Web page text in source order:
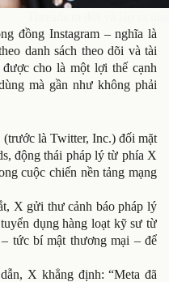
đồng Instagram – nghĩa là
danh sách theo dõi và tài
cho là một lợi thế cạnh
mà gần như không phải
là Twitter, Inc.) đối mặt
động thái pháp lý từ phía X
cuộc chiến nền tảng mạng
X gửi thư cảnh báo pháp lý
dụng hàng loạt kỹ sư từ
– tức bí mật thương mại – để
X khẳng định: “Meta đã